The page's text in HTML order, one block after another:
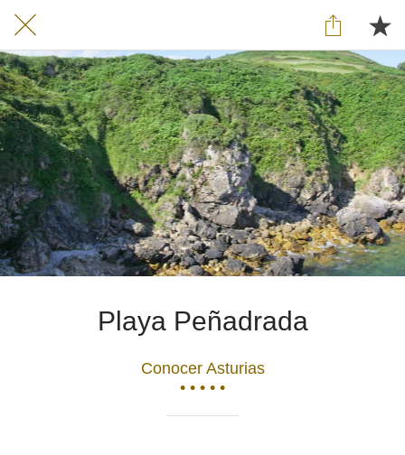
Playa Peñadrada
Conocer Asturias
• • • • •